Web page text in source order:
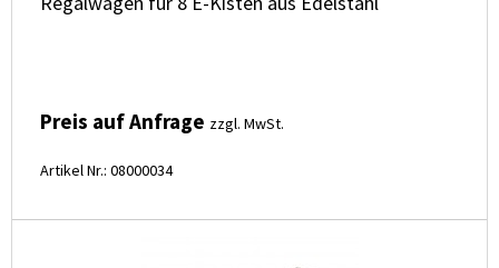
Preis auf Anfrage zzgl. MwSt.
Artikel Nr.: 08000034